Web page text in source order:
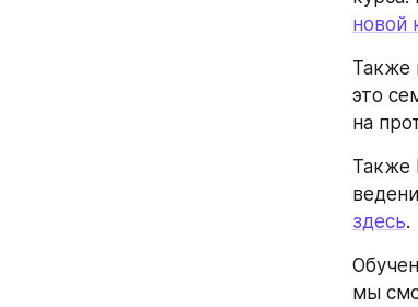
новой
Также
это
на
Также
здесь.
мы